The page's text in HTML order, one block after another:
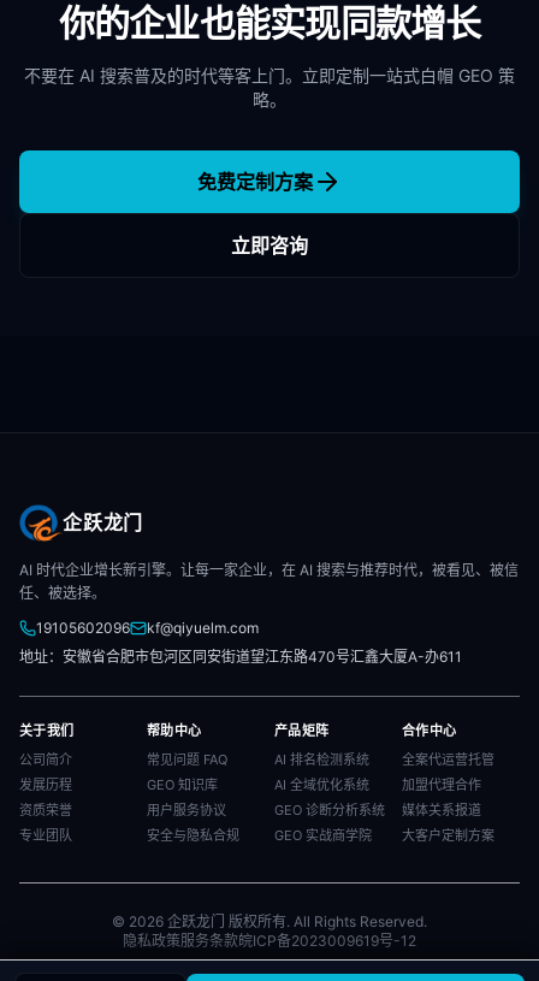
你的企业也能实现同款增长
不要在 AI 搜索普及的时代等客上门。立即定制一站式白帽 GEO 策
略。
免费定制方案
立即咨询
企跃龙门
AI 时代企业增长新引擎。让每一家企业，在 AI 搜索与推荐时代，被看见、被信
任、被选择。
19105602096
kf@qiyuelm.com
地址：安徽省合肥市包河区同安街道望江东路470号汇鑫大厦A-办611
关于我们
公司简介
发展历程
资质荣誉
专业团队
帮助中心
常见问题 FAQ
GEO 知识库
用户服务协议
安全与隐私合规
产品矩阵
AI 排名检测系统
AI 全域优化系统
GEO 诊断分析系统
GEO 实战商学院
合作中心
全案代运营托管
加盟代理合作
媒体关系报道
大客户定制方案
© 2026 企跃龙门 版权所有. All Rights Reserved.
隐私政策服务条款皖ICP备2023009619号-12